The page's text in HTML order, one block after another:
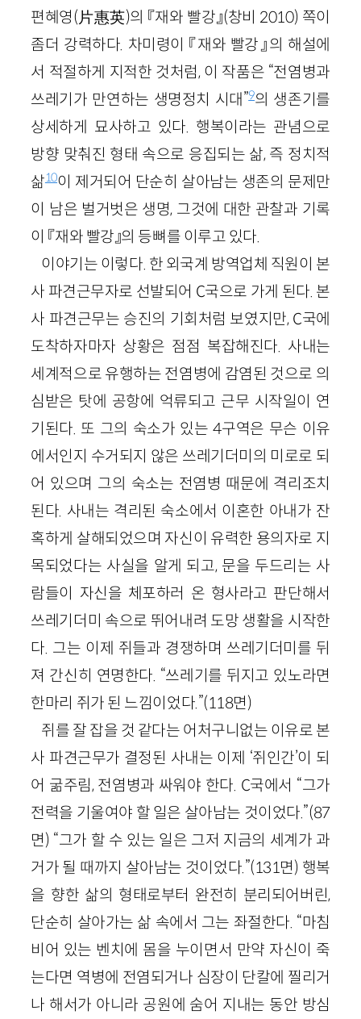
편혜영(片惠英)의 『재와 빨강』(창비 2010) 쪽이
좀더 강력하다. 차미령이 『재와 빨강』의 해설에
서 적절하게 지적한 것처럼, 이 작품은 “전염병과
쓰레기가 만연하는 생명정치 시대”9의 생존기를
상세하게 묘사하고 있다. 행복이라는 관념으로
방향 맞춰진 형태 속으로 응집되는 삶, 즉 정치적
삶10이 제거되어 단순히 살아남는 생존의 문제만
이 남은 벌거벗은 생명, 그것에 대한 관찰과 기록
이 『재와 빨강』의 등뼈를 이루고 있다.
이야기는 이렇다. 한 외국계 방역업체 직원이 본
사 파견근무자로 선발되어 C국으로 가게 된다. 본
사 파견근무는 승진의 기회처럼 보였지만, C국에
도착하자마자 상황은 점점 복잡해진다. 사내는
세계적으로 유행하는 전염병에 감염된 것으로 의
심받은 탓에 공항에 억류되고 근무 시작일이 연
기된다. 또 그의 숙소가 있는 4구역은 무슨 이유
에서인지 수거되지 않은 쓰레기더미의 미로로 되
어 있으며 그의 숙소는 전염병 때문에 격리조치
된다. 사내는 격리된 숙소에서 이혼한 아내가 잔
혹하게 살해되었으며 자신이 유력한 용의자로 지
목되었다는 사실을 알게 되고, 문을 두드리는 사
람들이 자신을 체포하러 온 형사라고 판단해서
쓰레기더미 속으로 뛰어내려 도망 생활을 시작한
다. 그는 이제 쥐들과 경쟁하며 쓰레기더미를 뒤
져 간신히 연명한다. “쓰레기를 뒤지고 있노라면
한마리 쥐가 된 느낌이었다.”(118면)
쥐를 잘 잡을 것 같다는 어처구니없는 이유로 본
사 파견근무가 결정된 사내는 이제 ‘쥐인간’이 되
어 굶주림, 전염병과 싸워야 한다. C국에서 “그가
전력을 기울여야 할 일은 살아남는 것이었다.”(87
면) “그가 할 수 있는 일은 그저 지금의 세계가 과
거가 될 때까지 살아남는 것이었다.”(131면) 행복
을 향한 삶의 형태로부터 완전히 분리되어버린,
단순히 살아가는 삶 속에서 그는 좌절한다. “마침
비어 있는 벤치에 몸을 누이면서 만약 자신이 죽
는다면 역병에 전염되거나 심장이 단칼에 찔리거
나 해서가 아니라 공원에 숨어 지내는 동안 방심